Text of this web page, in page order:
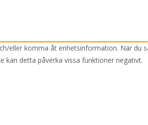
eller komma åt enhetsinformation. När du
kan detta påverka vissa funktioner negativt.